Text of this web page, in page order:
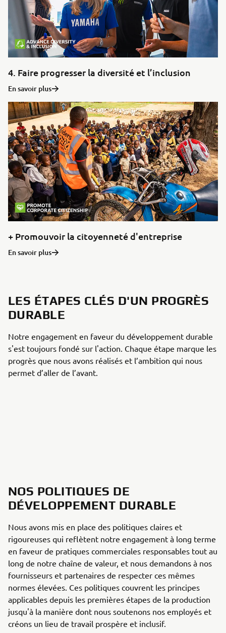
4. Faire progresser la diversité et l’inclusion
En savoir plus
+ Promouvoir la citoyenneté d'entreprise
En savoir plus
LES ÉTAPES CLÉS D'UN PROGRÈS
DURABLE
Notre engagement en faveur du développement durable
s'est toujours fondé sur l'action. Chaque étape marque les
progrès que nous avons réalisés et l’ambition qui nous
permet d’aller de l’avant.
NOS POLITIQUES DE
DÉVELOPPEMENT DURABLE
Nous avons mis en place des politiques claires et
rigoureuses qui reflètent notre engagement à long terme
en faveur de pratiques commerciales responsables tout au
long de notre chaîne de valeur, et nous demandons à nos
fournisseurs et partenaires de respecter ces mêmes
normes élevées. Ces politiques couvrent les principes
applicables depuis les premières étapes de la production
jusqu'à la manière dont nous soutenons nos employés et
créons un lieu de travail prospère et inclusif.